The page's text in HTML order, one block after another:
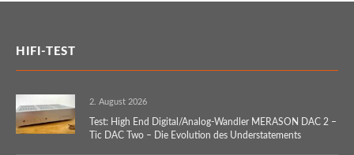
HIFI-TEST
2. August 2026
Test: High End Digital/Analog-Wandler MERASON DAC 2 –
Tic DAC Two – Die Evolution des Understatements